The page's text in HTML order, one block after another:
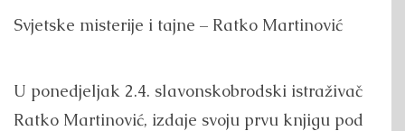
Svjetske misterije i tajne – Ratko Martinović
U ponedjeljak 2.4. slavonskobrodski istraživač
Ratko Martinović, izdaje svoju prvu knjigu pod